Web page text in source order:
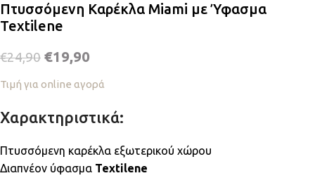
Πτυσσόμενη Καρέκλα Miami με Ύφασμα
Textilene
€24,90 €19,90
Τιμή για online αγορά
Χαρακτηριστικά:
Πτυσσόμενη καρέκλα εξωτερικού χώρου
Διαπνέον ύφασμα Textilene